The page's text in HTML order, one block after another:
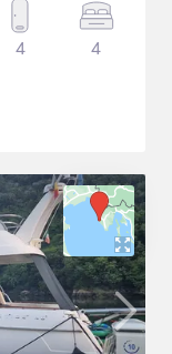
4 4